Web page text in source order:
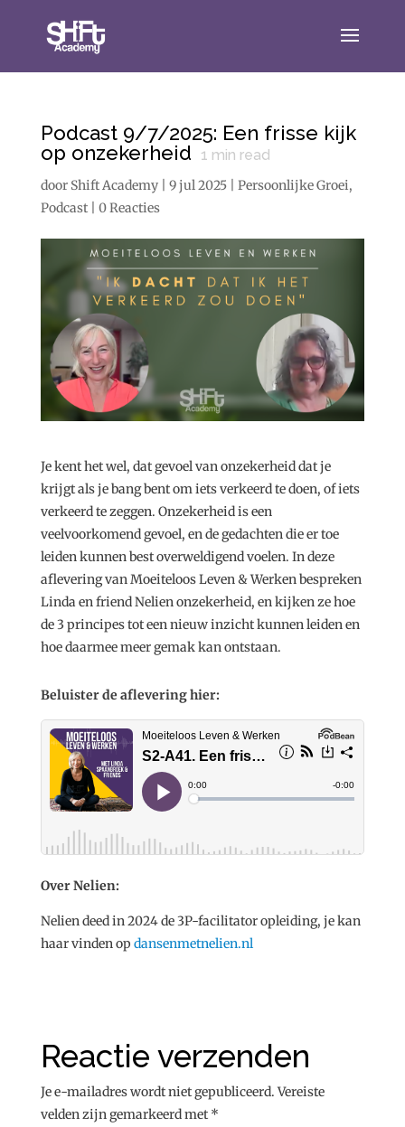
Podcast 9/7/2025: Een frisse kijk
op onzekerheid
1 min read
door Shift Academy| 9 jul 2025| Persoonlijke Groei,
Podcast| 0 Reacties
Je kent het wel, dat gevoel van onzekerheid dat je
krijgt als je bang bent om iets verkeerd te doen, of iets
verkeerd te zeggen. Onzekerheid is een
veelvoorkomend gevoel, en de gedachten die er toe
leiden kunnen best overweldigend voelen. In deze
aflevering van Moeiteloos Leven & Werken bespreken
Linda en friend Nelien onzekerheid, en kijken ze hoe
de 3 principes tot een nieuw inzicht kunnen leiden en
hoe daarmee meer gemak kan ontstaan.
Beluister de aflevering hier:
Over Nelien:
Nelien deed in 2024 de 3P-facilitator opleiding, je kan
haar vinden op dansenmetnelien.nl
Reactie verzenden
Je e-mailadres wordt niet gepubliceerd. Vereiste
velden zijn gemarkeerd met *